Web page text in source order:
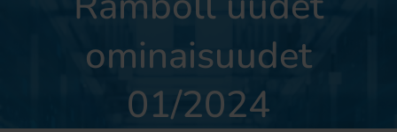
ominaisuudet
01/2024